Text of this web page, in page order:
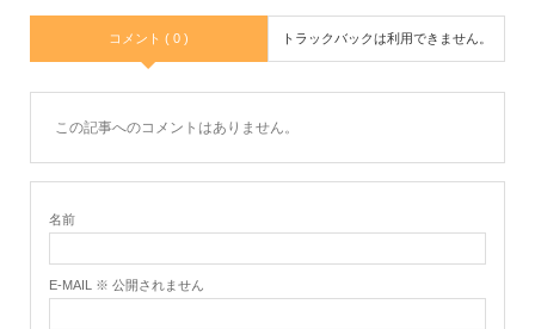
コメント ( 0 ) トラックバックは利用できません。
この記事へのコメントはありません。
名前
E-MAIL ※ 公開されません